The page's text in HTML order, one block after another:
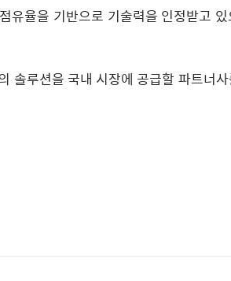
유율을 기반으로 기술력을 인정받고
솔루션을 국내 시장에 공급할 파트너